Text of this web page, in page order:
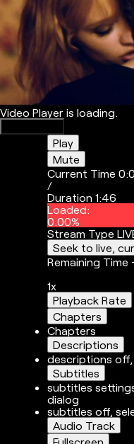
Video Player is loading.
Play
Mute
Current Time
/
Duration1:46
Loaded:
0.00%
Stream Type
Seek to live,
Remaining Time
1x
Playback Rate
Chapters
Chapters
Descriptions
descriptions off
Subtitles
subtitles
dialog
subtitles off,
Audio Track